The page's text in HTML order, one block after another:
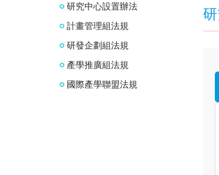
研究中心設置辦法
計畫管理組法規
研發企劃組法規
產學推廣組法規
國際產學聯盟法規